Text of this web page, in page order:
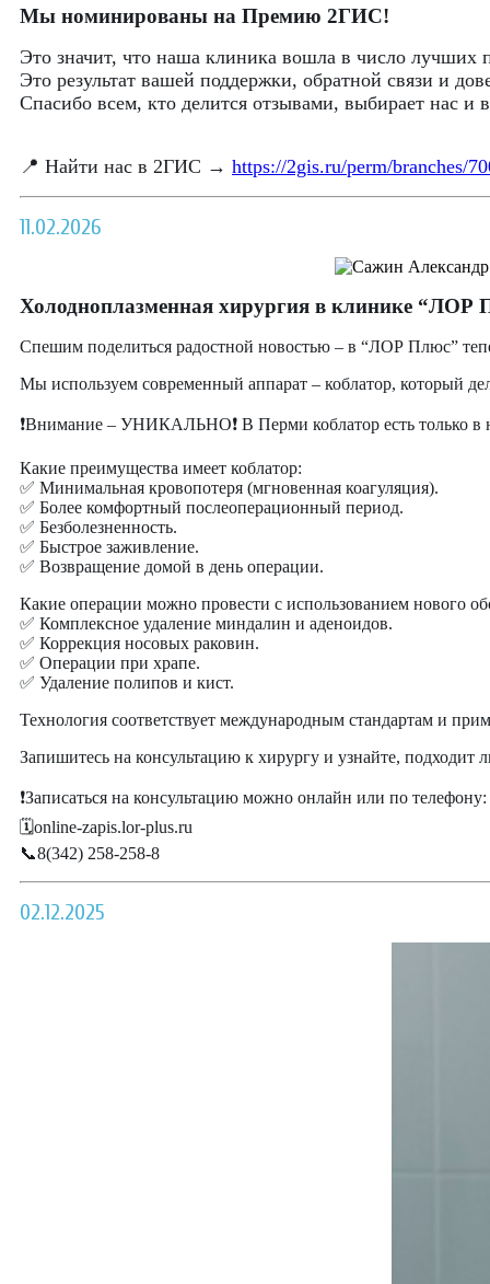
Мы номинированы на Премию 2ГИС!
Это значит, что наша клиника вошла в число лучших
Это результат вашей поддержки, обратной связи и
Спасибо всем, кто делится отзывами, выбирает нас и
📍 Найти нас в 2ГИС → https://2gis.ru/perm/branches/
11.02.2026
Холодноплазменная хирургия в клинике “ЛОР
Спешим поделиться радостной новостью – в “ЛОР Плюс”
Мы используем современный аппарат – коблатор, который
❗Внимание – УНИКАЛЬНО❗ В Перми коблатор есть только в
Какие преимущества имеет коблатор:
✅ Минимальная кровопотеря (мгновенная коагуляция).
✅ Более комфортный послеоперационный период.
✅ Безболезненность.
✅ Быстрое заживление.
✅ Возвращение домой в день операции.
Какие операции можно провести с использованием нового
✅ Комплексное удаление миндалин и аденоидов.
✅ Коррекция носовых раковин.
✅ Операции при храпе.
✅ Удаление полипов и кист.
Технология соответствует международным стандартам и
Запишитесь на консультацию к хирургу и узнайте, подходит
❗Записаться на консультацию можно онлайн или по телефону:
🗓online-zapis.lor-plus.ru
📞8(342) 258-258-8
02.12.2025